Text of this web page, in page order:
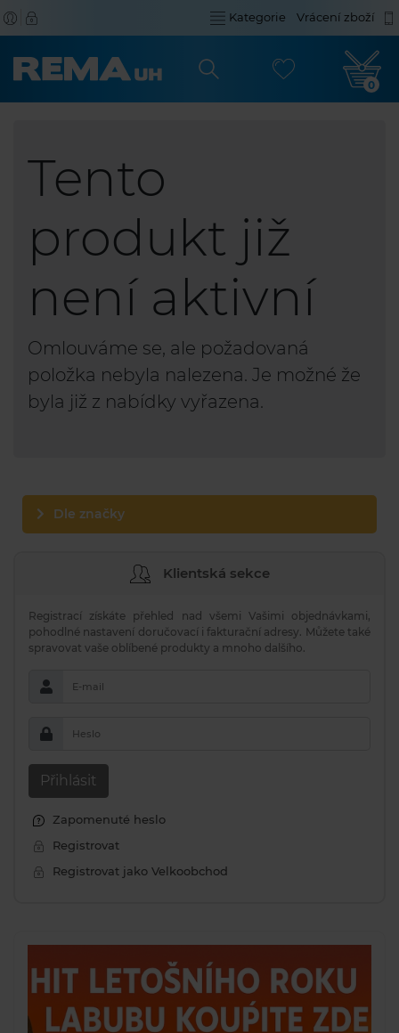
Kategorie Vrácení zboží
0
Tento
produkt již
není aktivní
Omlouváme se, ale požadovaná
položka nebyla nalezena. Je možné že
byla již z nabídky vyřazena.
Dle značky
Klientská sekce
Registrací získáte přehled nad všemi Vašimi objednávkami,
pohodlné nastavení doručovací i fakturační adresy. Můžete také
spravovat vaše oblíbené produkty a mnoho dalšího.
E-mail
Heslo
Přihlásit
Zapomenuté heslo
Registrovat
Registrovat jako Velkoobchod